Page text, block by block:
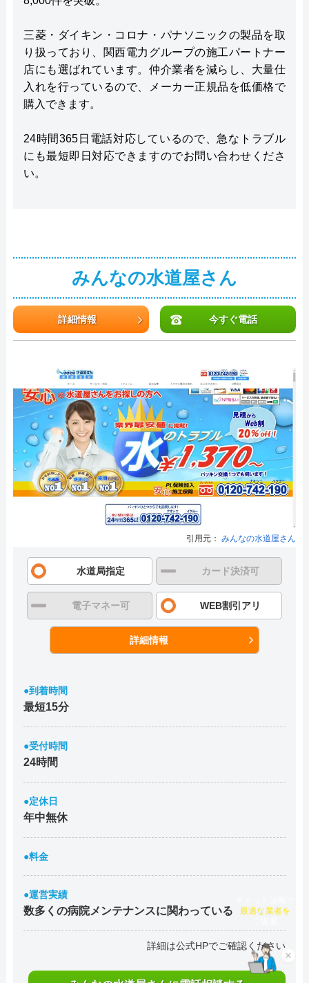
三菱・ダイキン・コロナ・パナソニックの製品を取
り扱っており、関西電力グループの施工パートナー
店にも選ばれています。仲介業者を減らし、大量仕
入れを行っているので、メーカー正規品を低価格で
購入できます。
24時間365日電話対応しているので、急なトラブル
にも最短即日対応できますのでお問い合わせくださ
い。
みんなの水道屋さん
詳細情報 今すぐ電話
引用元： みんなの水道屋さん
水道局指定 カード決済可
電子マネー可 WEB割引アリ
詳細情報
●到着時間
最短15分
●受付時間
24時間
●定休日
年中無休
●料金
●運営実績
数多くの病院メンテナンスに関わっている
詳細は公式HPでご確認ください
×
最適な業者を